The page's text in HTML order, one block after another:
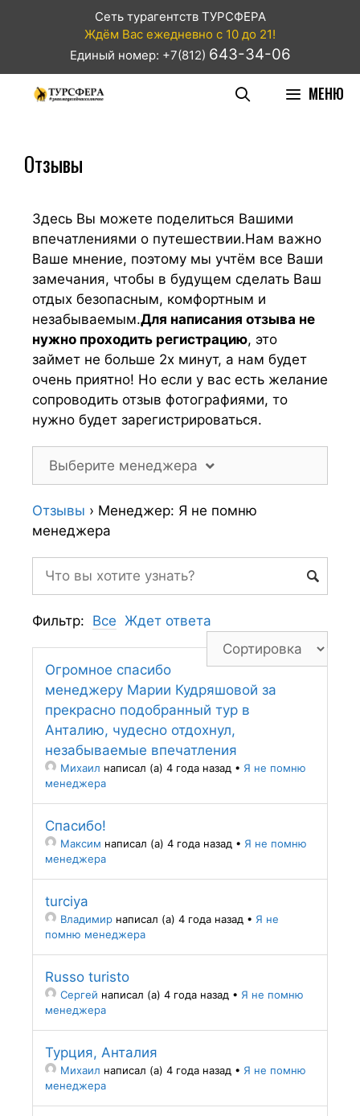
Сеть турагентств ТУРСФЕРА
Ждём Вас ежедневно с 10 до 21!
Единый номер: +7(812) 643-34-06
МЕНЮ
Отзывы
Здесь Вы можете поделиться Вашими
впечатлениями о путешествии.Нам важно
Ваше мнение, поэтому мы учтём все Ваши
замечания, чтобы в будущем сделать Ваш
отдых безопасным, комфортным и
незабываемым.Для написания отзыва не
нужно проходить регистрацию, это
займет не больше 2х минут, а нам будет
очень приятно! Но если у вас есть желание
сопроводить отзыв фотографиями, то
нужно будет зарегистрироваться.
Выберите менеджера
Отзывы › Менеджер: Я не помню
менеджера
Фильтр: Все Ждет ответа
Огромное спасибо
менеджеру Марии Кудряшовой за
прекрасно подобранный тур в
Анталию, чудесно отдохнул,
незабываемые впечатления
Михаил написал (а) 4 года назад • Я не помню
менеджера
Спасибо!
Максим написал (а) 4 года назад • Я не помню
менеджера
turciya
Владимир написал (а) 4 года назад • Я не
помню менеджера
Russo turisto
Сергей написал (а) 4 года назад • Я не помню
менеджера
Турция, Анталия
Михаил написал (а) 4 года назад • Я не помню
менеджера